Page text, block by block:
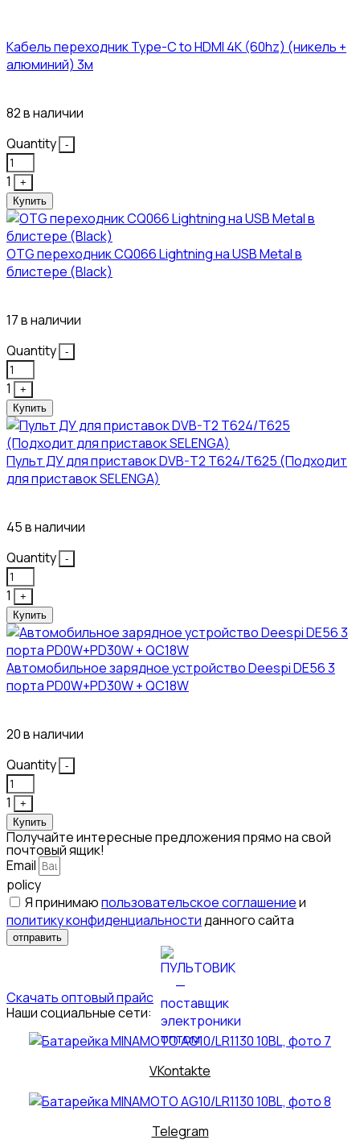
Кабель переходник Type-C to HDMI 4K (60hz) (никель +
алюминий) 3м
82 в наличии
Quantity
-
1
+
Купить
OTG переходник CQ066 Lightning на USB Metal в
блистере (Black)
17 в наличии
Quantity
-
1
+
Купить
Пульт ДУ для приставок DVB-T2 T624/T625 (Подходит
для приставок SELENGA)
45 в наличии
Quantity
-
1
+
Купить
Автомобильное зарядное устройство Deespi DE56 3
порта PD0W+PD30W + QC18W
20 в наличии
Quantity
-
1
+
Купить
Получайте интересные предложения прямо на свой
почтовый ящик!
Email
policy
Я принимаюпользовательское соглашениеи
политику конфиденциальностиданного сайта
отправить
Скачать оптовый прайс
Наши социальные сети:
VKontakte
Telegram